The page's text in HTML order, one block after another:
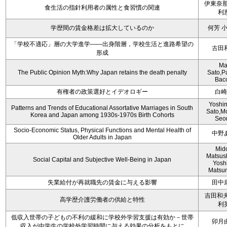
食生活の指針利用者の属性と食習慣の関連
伊東奈
利
学歴間の賃金格差は拡大しているのか 何芳
「学校不適応」層の大学進学――出身階層，学校生活と進路希望の
形成
古田
The Public Opinion Myth:Why Japan retains the death penalty
有権者の政策選好とイデオロギー
白
Patterns and Trends of Educational Assortative Marriages in South
Korea and Japan among 1930s-1970s Birth Cohorts
Socio-Economic Status, Physical Functions and Mental Health of
Older Adults in Japan
中野
Social Capital and Subjective Well-Being in Japan
失業給付が再就職先の賃金に与える影響
田中
高学歴介護労働者の供給と特性
吉田和
利
低収入世帯の子どもの不利の緩和に学校外学習支援は有効か－世帯
卯月